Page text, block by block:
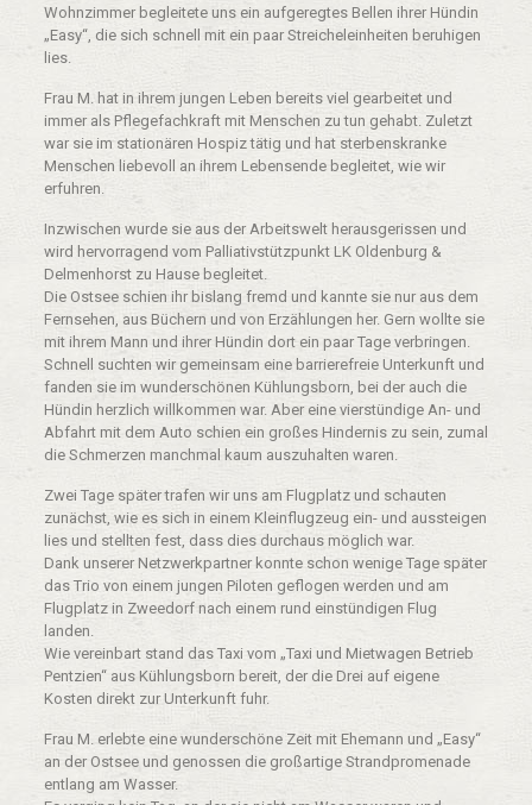
Wohnzimmer begleitete uns ein aufgeregtes Bellen ihrer Hündin
„Easy“, die sich schnell mit ein paar Streicheleinheiten beruhigen
lies.
Frau M. hat in ihrem jungen Leben bereits viel gearbeitet und
immer als Pflegefachkraft mit Menschen zu tun gehabt. Zuletzt
war sie im stationären Hospiz tätig und hat sterbenskranke
Menschen liebevoll an ihrem Lebensende begleitet, wie wir
erfuhren.
Inzwischen wurde sie aus der Arbeitswelt herausgerissen und
wird hervorragend vom Palliativstützpunkt LK Oldenburg &
Delmenhorst zu Hause begleitet.
Die Ostsee schien ihr bislang fremd und kannte sie nur aus dem
Fernsehen, aus Büchern und von Erzählungen her. Gern wollte sie
mit ihrem Mann und ihrer Hündin dort ein paar Tage verbringen.
Schnell suchten wir gemeinsam eine barrierefreie Unterkunft und
fanden sie im wunderschönen Kühlungsborn, bei der auch die
Hündin herzlich willkommen war. Aber eine vierstündige An- und
Abfahrt mit dem Auto schien ein großes Hindernis zu sein, zumal
die Schmerzen manchmal kaum auszuhalten waren.
Zwei Tage später trafen wir uns am Flugplatz und schauten
zunächst, wie es sich in einem Kleinflugzeug ein- und aussteigen
lies und stellten fest, dass dies durchaus möglich war.
Dank unserer Netzwerkpartner konnte schon wenige Tage später
das Trio von einem jungen Piloten geflogen werden und am
Flugplatz in Zweedorf nach einem rund einstündigen Flug
landen.
Wie vereinbart stand das Taxi vom „Taxi und Mietwagen Betrieb
Pentzien“ aus Kühlungsborn bereit, der die Drei auf eigene
Kosten direkt zur Unterkunft fuhr.
Frau M. erlebte eine wunderschöne Zeit mit Ehemann und „Easy“
an der Ostsee und genossen die großartige Strandpromenade
entlang am Wasser.